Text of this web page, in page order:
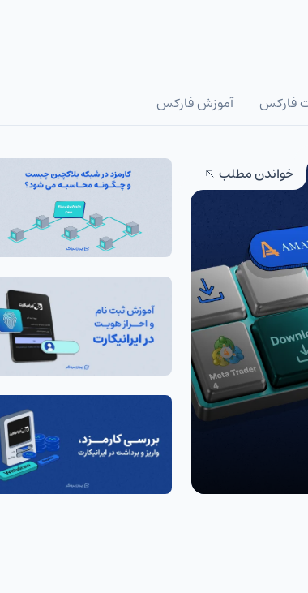
فارکس آموزش فارکس
خواندن مطلب